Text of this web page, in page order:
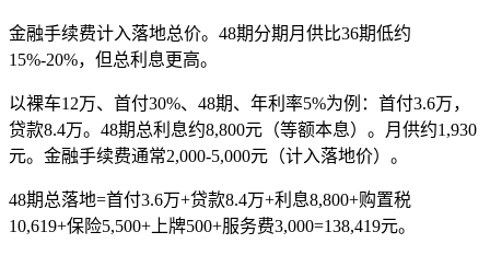
金融手续费计入落地总价。48期分期月供比36期低约
15%-20%，但总利息更高。
以裸车12万、首付30%、48期、年利率5%为例：首付3.6万，
贷款8.4万。48期总利息约8,800元（等额本息）。月供约1,930
元。金融手续费通常2,000-5,000元（计入落地价）。
48期总落地=首付3.6万+贷款8.4万+利息8,800+购置税
10,619+保险5,500+上牌500+服务费3,000=138,419元。